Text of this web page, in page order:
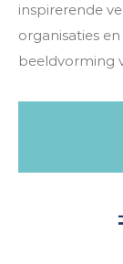
inspirerende
organisaties
beeldvorming